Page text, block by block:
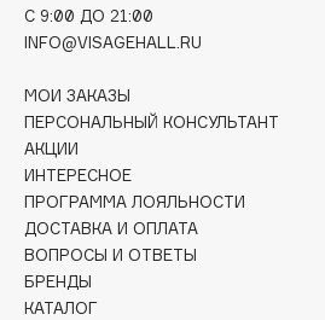
Clive Christian
Club De Nuit
Collagenina
Consly
Corimo
Cottolina
Crescina
Cunzite
C 9:00 ДО 21:00
INFO@VISAGEHALL.RU
МОИ ЗАКАЗЫ
ПЕРСОНАЛЬНЫЙ КОНСУЛЬТАНТ
АКЦИИ
ИНТЕРЕСНОЕ
ПРОГРАММА ЛОЯЛЬНОСТИ
ДОСТАВКА И ОПЛАТА
ВОПРОСЫ И ОТВЕТЫ
БРЕНДЫ
КАТАЛОГ